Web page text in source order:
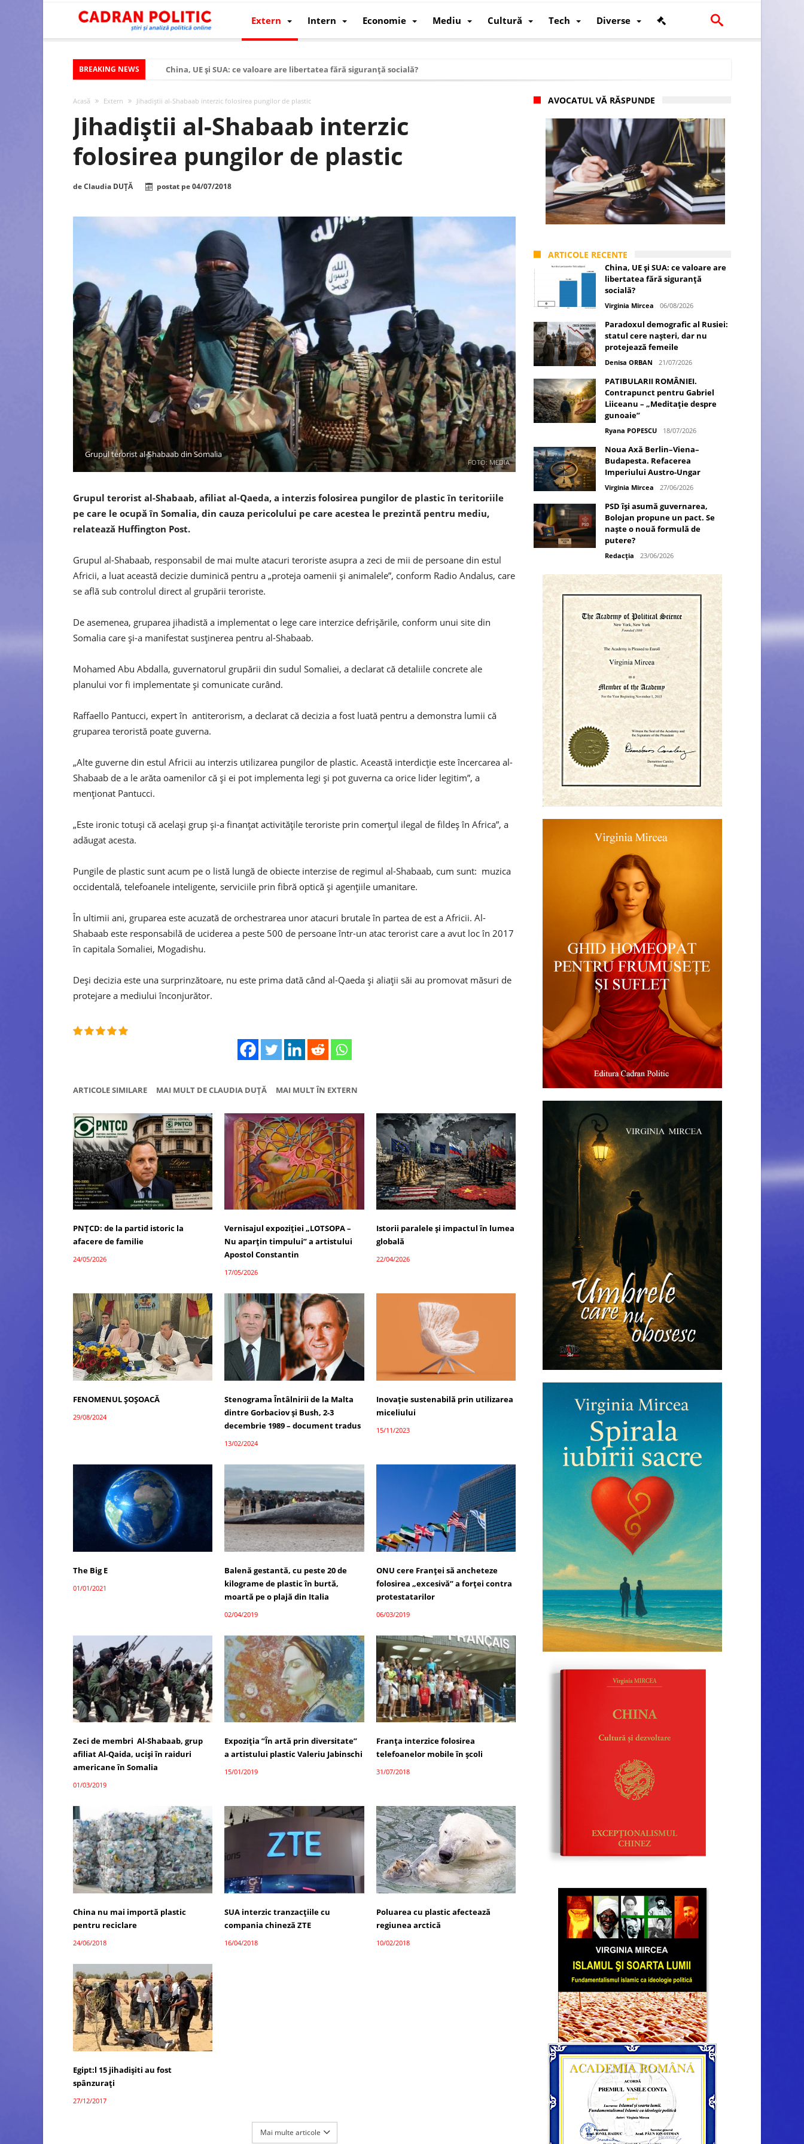
Extern Intern Economie Mediu Cultură Tech Diverse
BREAKING NEWS
China, UE și SUA: ce valoare are libertatea fără siguranță socială?
Modelul economic al Chinei: cum a devenit atelierul lumii și rivalul economic al SUA
Modelul economic al Rusiei: de ce rezistă?
Occidentul obosit și Estul care revine: o realitate pe care România o simte, nu o spune
Viitorul României în Uniunea Europeană. Ce ne așteaptă? – O analiză structurală a demografiei, fiscalității și poziției României în U.E.
Controlul minții prin nanoparticule
Huawei dezvoltă un nou cip AI pentru a înlocui Nvidia
Acasă Extern Jihadiștii al-Shabaab interzic folosirea pungilor de plastic
Jihadiștii al-Shabaab interzic
folosirea pungilor de plastic
deClaudia DUȚĂ postat pe04/07/2018
FOTO: MEDIA
Grupul terorist al-Shabaab din Somalia
Grupul terorist al-Shabaab, afiliat al-Qaeda, a interzis folosirea pungilor de plastic în teritoriile
pe care le ocupă în Somalia, din cauza pericolului pe care acestea le prezintă pentru mediu,
relatează Huffington Post.
Grupul al-Shabaab, responsabil de mai multe atacuri teroriste asupra a zeci de mii de persoane din estul
Africii, a luat această decizie duminică pentru a „proteja oamenii şi animalele”, conform Radio Andalus, care
se află sub controlul direct al grupării teroriste.
De asemenea, gruparea jihadistă a implementat o lege care interzice defrişările, conform unui site din
Somalia care şi-a manifestat susţinerea pentru al-Shabaab.
Mohamed Abu Abdalla, guvernatorul grupării din sudul Somaliei, a declarat că detaliile concrete ale
planului vor fi implementate şi comunicate curând.
Raffaello Pantucci, expert în antiterorism, a declarat că decizia a fost luată pentru a demonstra lumii că
gruparea teroristă poate guverna.
„Alte guverne din estul Africii au interzis utilizarea pungilor de plastic. Această interdicţie este încercarea al-
Shabaab de a le arăta oamenilor că şi ei pot implementa legi şi pot guverna ca orice lider legitim”, a
menţionat Pantucci.
„Este ironic totuşi că acelaşi grup şi-a finanţat activităţile teroriste prin comerţul ilegal de fildeş în Africa”, a
adăugat acesta.
Pungile de plastic sunt acum pe o listă lungă de obiecte interzise de regimul al-Shabaab, cum sunt: muzica
occidentală, telefoanele inteligente, serviciile prin fibră optică şi agenţiile umanitare.
În ultimii ani, gruparea este acuzată de orchestrarea unor atacuri brutale în partea de est a Africii. Al-
Shabaab este responsabilă de uciderea a peste 500 de persoane într-un atac terorist care a avut loc în 2017
în capitala Somaliei, Mogadishu.
Deşi decizia este una surprinzătoare, nu este prima dată când al-Qaeda şi aliaţii săi au promovat măsuri de
protejare a mediului înconjurător.
ARTICOLE SIMILARE MAI MULT DE CLAUDIA DUȚĂ MAI MULT ÎN EXTERN
PNȚCD: de la partid istoric la
afacere de familie
24/05/2026
Vernisajul expoziției „LOTSOPA –
Nu aparțin timpului” a artistului
Apostol Constantin
17/05/2026
Istorii paralele și impactul în lumea
globală
22/04/2026
FENOMENUL ȘOȘOACĂ
29/08/2024
Stenograma Întâlnirii de la Malta
dintre Gorbaciov și Bush, 2-3
decembrie 1989 – document tradus
13/02/2024
Inovație sustenabilă prin utilizarea
miceliului
15/11/2023
The Big E
01/01/2021
Balenă gestantă, cu peste 20 de
kilograme de plastic în burtă,
moartă pe o plajă din Italia
02/04/2019
ONU cere Franţei să ancheteze
folosirea „excesivă” a forţei contra
protestatarilor
06/03/2019
Zeci de membri Al-Shabaab, grup
afiliat Al-Qaida, ucişi în raiduri
americane în Somalia
01/03/2019
Expoziția ”În artă prin diversitate”
a artistului plastic Valeriu Jabinschi
15/01/2019
Franţa interzice folosirea
telefoanelor mobile în şcoli
31/07/2018
China nu mai importă plastic
pentru reciclare
24/06/2018
SUA interzic tranzacțiile cu
compania chineză ZTE
16/04/2018
Poluarea cu plastic afectează
regiunea arctică
10/02/2018
Egipt:l 15 jihadișiti au fost
spânzurați
27/12/2017
Mai multe articole
AVOCATUL VĂ RĂSPUNDE
ARTICOLE RECENTE
China, UE și SUA: ce valoare are
libertatea fără siguranță
socială?
Virginia Mircea 06/08/2026
Paradoxul demografic al Rusiei:
statul cere nașteri, dar nu
protejează femeile
Denisa ORBAN 21/07/2026
PATIBULARII ROMÂNIEI.
Contrapunct pentru Gabriel
Liiceanu – „Meditație despre
gunoaie”
Ryana POPESCU 18/07/2026
Noua Axă Berlin–Viena–
Budapesta. Refacerea
Imperiului Austro-Ungar
Virginia Mircea 27/06/2026
PSD își asumă guvernarea,
Bolojan propune un pact. Se
naște o nouă formulă de
putere?
Redacția 23/06/2026